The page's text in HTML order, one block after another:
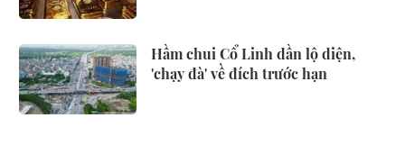
Hầm chui Cổ Linh dần lộ diện,
'chạy đà' về đích trước hạn